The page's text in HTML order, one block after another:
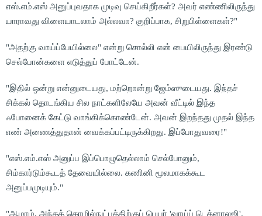
எஸ்.எம்.எஸ் அனுப்புவதாக முடிவு செய்கிறீர்கள்? அவர் எண்ணிலிருந்து
யாராவது விளையாடலாம் அல்லவா? குறிப்பாக, சிறுபிள்ளைகள்?"
"அதற்கு வாய்ப்பேயில்லை" என்று சொல்லி என் பையிலிருந்து இரண்டு
செல்போன்களை எடுத்துப் போட்டேன்.
"இதில் ஒன்று என்னுடையது, மற்றொன்று ஜேம்ஸுடையது. இந்தச்
சிக்கல் தொடங்கிய சில நாட்களிலேயே அவன் வீட்டில் இந்த
ஃபோனைக் கேட்டு வாங்கிக்கொண்டேன். அவன் இறந்தது முதல் இந்த
எண் அணைத்துதான் வைக்கப்பட்டிருக்கிறது. இப்போதுவரை!"
"எஸ்.எம்.எஸ் அனுப்ப இப்பொழுதெல்லாம் செல்போனும்,
சிம்கார்டும்கூடத் தேவையில்லை. கணினி மூலமாகக்கூட
அனுப்பமுடியும்."
"ஆமாம், அந்தத் தொழில்நுட்பத்திற்குப் பெயர் 'வாய்ப் டெக்னாலஜி'.